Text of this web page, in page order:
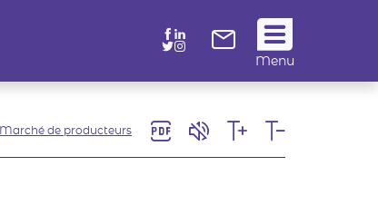
!
Menu
Marché de producteurs